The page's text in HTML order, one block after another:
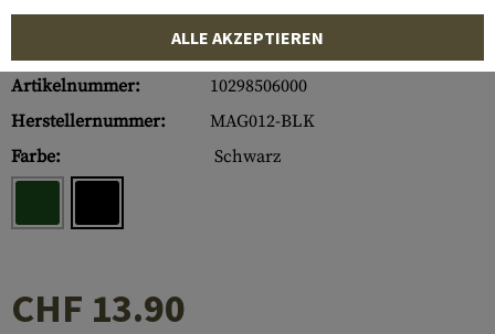
Artikelnummer:
10298506000
Herstellernummer:
MAG012-BLK
Farbe:
Schwarz
CHF 13.90
ALLE AKZEPTIEREN